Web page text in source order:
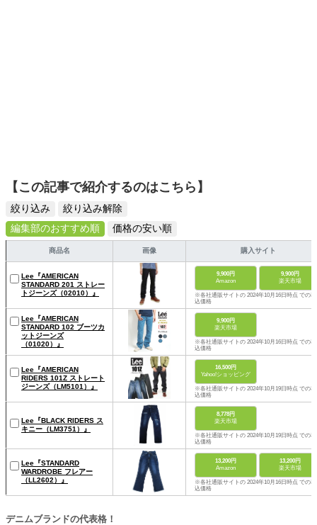
【この記事で紹介するのはこちら】
絞り込み
絞り込み解除
編集部のおすすめ順
価格の安い順
商品名 画像 購入サイト
Lee『AMERICAN
STANDARD 201 ストレー
トジーンズ（02010）』
9,900円
Amazon
9,900円
楽天市場
※各社通販サイトの 2024年10月16日時点 での税
込価格
Lee『AMERICAN
STANDARD 102 ブーツカ
ットジーンズ
（01020）』
9,900円
楽天市場
※各社通販サイトの 2024年10月16日時点 での税
込価格
Lee『AMERICAN
RIDERS 101Z ストレート
ジーンズ（LM5101）』
16,500円
Yahoo!ショッピング
※各社通販サイトの 2024年10月19日時点 での税
込価格
Lee『BLACK RIDERS ス
キニー（LM3751）』
8,778円
楽天市場
※各社通販サイトの 2024年10月19日時点 での税
込価格
Lee『STANDARD
WARDROBE フレアー
（LL2602）』
13,200円
Amazon
13,200円
楽天市場
※各社通販サイトの 2024年10月16日時点 での税
込価格
デニムブランドの代表格！